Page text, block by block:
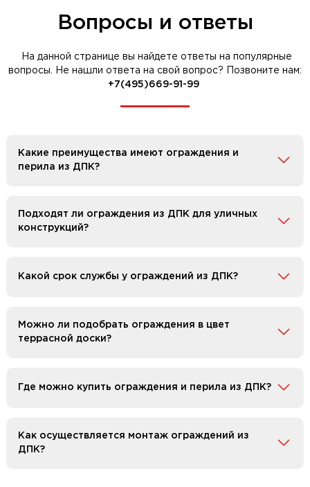
Вопросы и ответы
На данной странице вы найдете ответы на популярные
вопросы. Не нашли ответа на свой вопрос? Позвоните нам:
+7(495)669-91-99
Какие преимущества имеют ограждения и
перила из ДПК?
Подходят ли ограждения из ДПК для уличных
конструкций?
Какой срок службы у ограждений из ДПК?
Можно ли подобрать ограждения в цвет
террасной доски?
Где можно купить ограждения и перила из ДПК?
Как осуществляется монтаж ограждений из
ДПК?